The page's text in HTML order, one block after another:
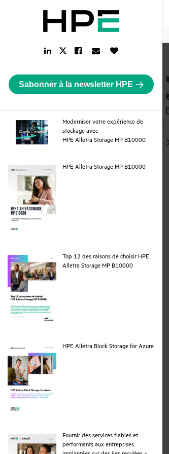
LinkedIn
Link
TwitterFacebook
Link
Email
Link
Sabonner à la newsletter HPE
Moderniser votre expérience de
stockage avec
HPE Alletra Storage MP B10000webpage
HPE Alletra Storage MP B10000pdf
Top 12 des raisons de choisir HPE
Alletra Storage MP B10000pdf
HPE Alletra Block Storage for Azurepdf
Fournir des services fiables et
performants aux entreprises